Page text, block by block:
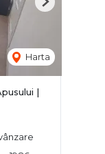
Harta
Next
|